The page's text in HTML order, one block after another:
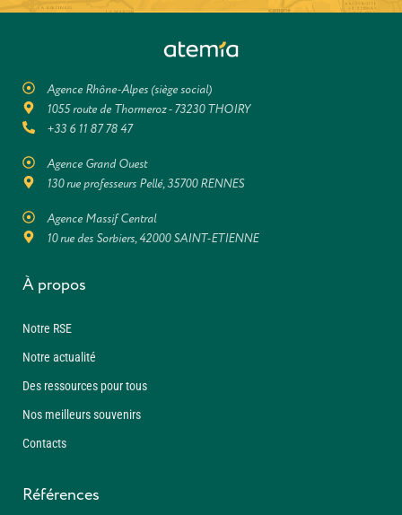
Agence Rhône-Alpes (siège social)
1055 route de Thormeroz - 73230 THOIRY
+33 6 11 87 78 47
Agence Grand Ouest
130 rue professeurs Pellé, 35700 RENNES
Agence Massif Central
10 rue des Sorbiers, 42000 SAINT-ETIENNE
À propos
Notre RSE
Notre actualité
Des ressources pour tous
Nos meilleurs souvenirs
Contacts
Références